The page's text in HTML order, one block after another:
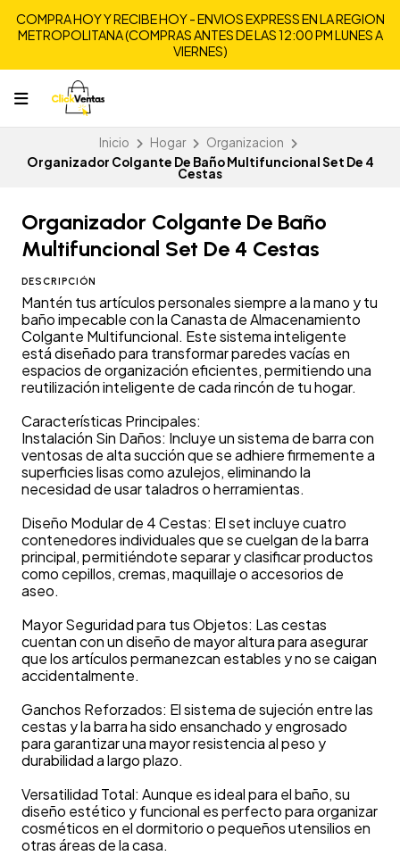
COMPRA HOY Y RECIBE HOY - ENVIOS EXPRESS EN LA REGION
METROPOLITANA (COMPRAS ANTES DE LAS 12:00 PM LUNES A
VIERNES)
Inicio Hogar
Organizacion
Organizador Colgante De Baño Multifuncional Set De 4
Cestas
Organizador Colgante De Baño
Multifuncional Set De 4 Cestas
DESCRIPCIÓN
Mantén tus artículos personales siempre a la mano y tu
baño impecable con la Canasta de Almacenamiento
Colgante Multifuncional. Este sistema inteligente
está diseñado para transformar paredes vacías en
espacios de organización eficientes, permitiendo una
reutilización inteligente de cada rincón de tu hogar.
Características Principales:
Instalación Sin Daños: Incluye un sistema de barra con
ventosas de alta succión que se adhiere firmemente a
superficies lisas como azulejos, eliminando la
necesidad de usar taladros o herramientas.
Diseño Modular de 4 Cestas: El set incluye cuatro
contenedores individuales que se cuelgan de la barra
principal, permitiéndote separar y clasificar productos
como cepillos, cremas, maquillaje o accesorios de
aseo.
Mayor Seguridad para tus Objetos: Las cestas
cuentan con un diseño de mayor altura para asegurar
que los artículos permanezcan estables y no se caigan
accidentalmente.
Ganchos Reforzados: El sistema de sujeción entre las
cestas y la barra ha sido ensanchado y engrosado
para garantizar una mayor resistencia al peso y
durabilidad a largo plazo.
Versatilidad Total: Aunque es ideal para el baño, su
diseño estético y funcional es perfecto para organizar
cosméticos en el dormitorio o pequeños utensilios en
otras áreas de la casa.